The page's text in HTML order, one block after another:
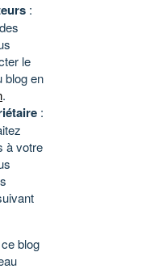
:
le
blog en
.
:
à votre
blog